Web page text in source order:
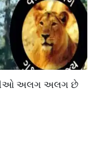
અલગ અલગ છે